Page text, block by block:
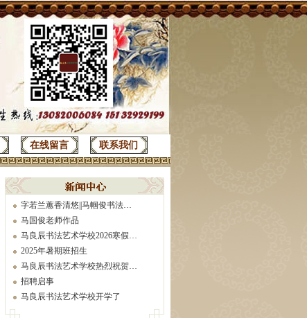
在线留言 联系我们
字若兰蕙香清悠||马帼俊书法…
马国俊老师作品
马良辰书法艺术学校2026寒假…
2025年暑期班招生
马良辰书法艺术学校热烈祝贺…
招聘启事
马良辰书法艺术学校开学了